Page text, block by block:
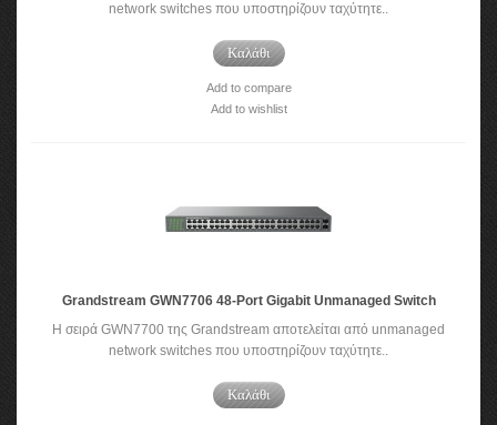
network switches που υποστηρίζουν ταχύτητε..
Καλάθι
Add to compare
Add to wishlist
Grandstream GWN7706 48-Port Gigabit Unmanaged Switch
Η σειρά GWN7700 της Grandstream αποτελείται από unmanaged
network switches που υποστηρίζουν ταχύτητε..
Καλάθι